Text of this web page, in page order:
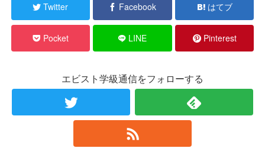
Twitter Facebook はてブ
Pocket LINE Pinterest
エビスト学級通信をフォローする